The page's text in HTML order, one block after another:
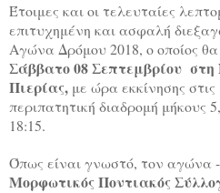
Έτοιμες και οι τελευταίες
επιτυχημένη και ασφαλή
Αγώνα Δρόμου 2018, ο οποίος
Σάββατο 08 Σεπτεμβρίου στη
Πιερίας, με ώρα εκκίνησης
περιπατητική διαδρομή μήκους
18:15.
Όπως είναι γνωστό, τον αγώνα
Μορφωτικός Ποντιακός